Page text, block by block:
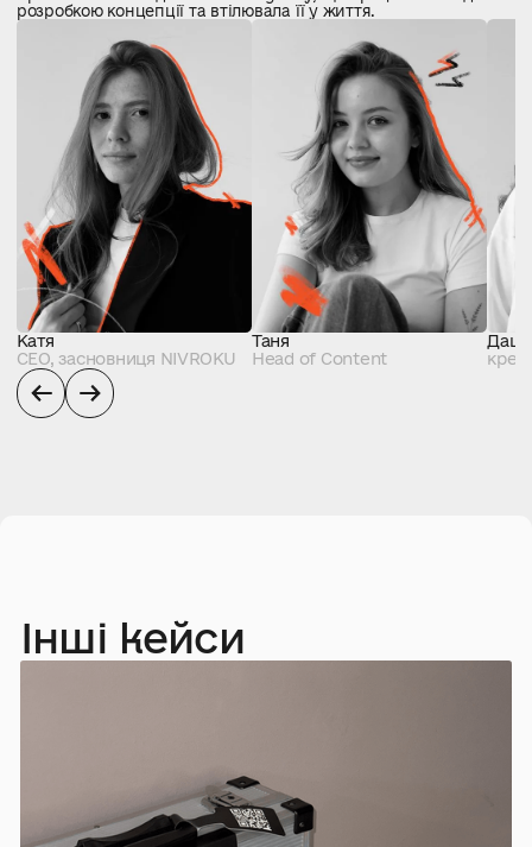
розробкою концепції та втілювала її у життя.
Катя
СЕО, засновниця NIVROKU
Таня
Head of Content
Інші кейси